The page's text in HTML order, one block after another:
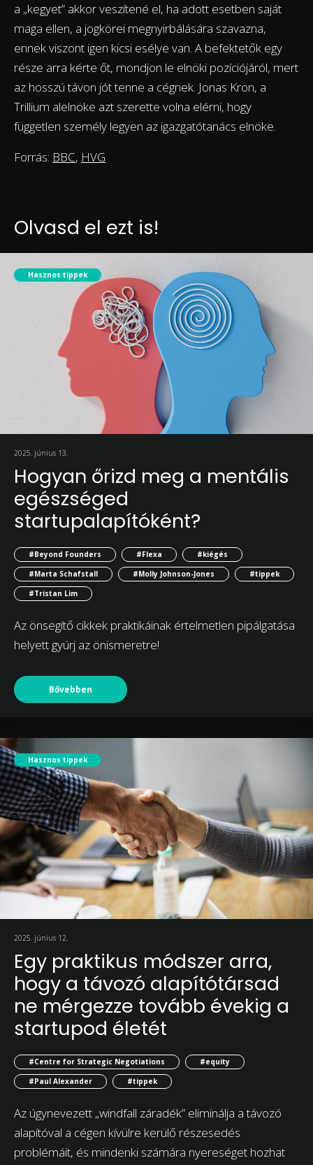
a „kegyet” akkor veszítené el, ha adott esetben saját
maga ellen, a jogkörei megnyirbálására szavazna,
ennek viszont igen kicsi esélye van. A befektetők egy
része arra kérte őt, mondjon le elnöki pozíciójáról, mert
az hosszú távon jót tenne a cégnek. Jonas Kron, a
Trillium alelnöke azt szerette volna elérni, hogy
független személy legyen az igazgatótanács elnöke.
Forrás: BBC, HVG
Olvasd el ezt is!
Hasznos tippek
2025. június 13.
Hogyan őrizd meg a mentális
egészséged
startupalapítóként?
#Beyond Founders #Flexa
#kiégés
#Marta Schafstall
#Molly Johnson-Jones
#tippek
#Tristan Lim
Az önsegítő cikkek praktikáinak értelmetlen pipálgatása
helyett gyúrj az önismeretre!
Bővebben
Hasznos tippek
2025. június 12.
Egy praktikus módszer arra,
hogy a távozó alapítótársad
ne mérgezze tovább évekig a
startupod életét
#Centre for Strategic Negotiations
#equity
#Paul Alexander
#tippek
Az úgynevezett „windfall záradék” eliminálja a távozó
alapítóval a cégen kívülre kerülő részesedés
problémáit, és mindenki számára nyereséget hozhat